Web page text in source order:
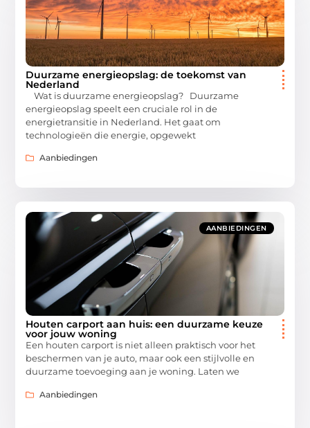
Duurzame energieopslag: de toekomst van
Nederland
Wat is duurzame energieopslag? Duurzame
energieopslag speelt een cruciale rol in de
energietransitie in Nederland. Het gaat om
technologieën die energie, opgewekt
Aanbiedingen
AANBIEDINGEN
Houten carport aan huis: een duurzame keuze
voor jouw woning
Een houten carport is niet alleen praktisch voor het
beschermen van je auto, maar ook een stijlvolle en
duurzame toevoeging aan je woning. Laten we
Aanbiedingen